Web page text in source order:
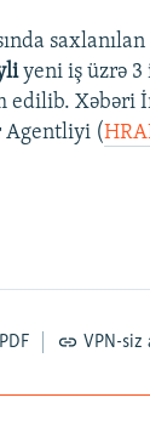
yeni iş üzrə 3
edilib. Xəbəri
Agentliyi (
PDF VPN-siz